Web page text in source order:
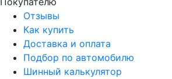
Отзывы
Как купить
Доставка и оплата
Подбор по автомобилю
Шинный калькулятор